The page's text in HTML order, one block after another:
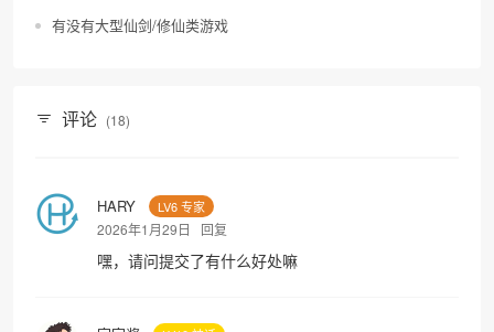
有没有大型仙剑/修仙类游戏
评论 (18)
HARY LV6 专家
2026年1月29日 回复
嘿，请问提交了有什么好处嘛